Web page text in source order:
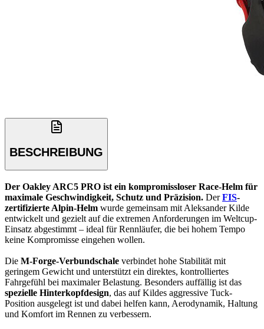
BESCHREIBUNG
Der Oakley ARC5 PRO ist ein kompromissloser Race-Helm für
maximale Geschwindigkeit, Schutz und Präzision. DerFIS-
zertifizierte Alpin-Helm wurde gemeinsam mit Aleksander Kilde
entwickelt und gezielt auf die extremen Anforderungen im Weltcup-
Einsatz abgestimmt – ideal für Rennläufer, die bei hohem Tempo
keine Kompromisse eingehen wollen.
Die M-Forge-Verbundschale verbindet hohe Stabilität mit
geringem Gewicht und unterstützt ein direktes, kontrolliertes
Fahrgefühl bei maximaler Belastung. Besonders auffällig ist das
spezielle Hinterkopfdesign, das auf Kildes aggressive Tuck-
Position ausgelegt ist und dabei helfen kann, Aerodynamik, Haltung
und Komfort im Rennen zu verbessern.